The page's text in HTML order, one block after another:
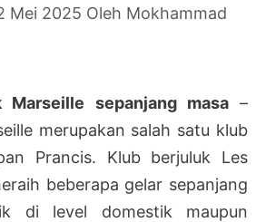
Mei 2025 Oleh Mokhammad
Marseille sepanjang masa–
merupakan salah satu klub
Prancis. Klub berjuluk Les
beberapa gelar sepanjang
di level domestik maupun